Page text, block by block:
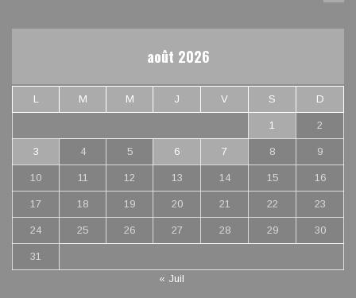
août 2026
L M M J V S D
1 2
3 4 5 6 7 8 9
10 11 12 13 14 15 16
17 18 19 20 21 22 23
24 25 26 27 28 29 30
31
« Juil